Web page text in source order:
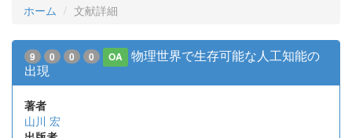
ホーム 文献詳細
9 0 0 0 OA
物理世界で生存可能な人工知能の
出現
著者
山川 宏